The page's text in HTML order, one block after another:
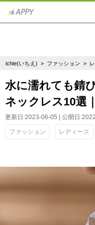
ichie(いちえ) > ファッション >
水に濡れても錆
ネックレス10選
更新日:2023-06-05 | 公開日
ファッション レディース